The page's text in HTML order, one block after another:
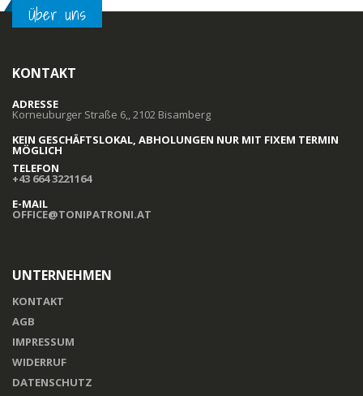
Über uns
KONTAKT
ADRESSE
Korneuburger Straße 6,, 2102 Bisamberg
KEIN GESCHÄFTSLOKAL, ABHOLUNGEN NUR MIT FIXEM TERMIN
MÖGLICH
TELEFON
+43 664 3221164
E-MAIL
OFFICE@TONIPATRONI.AT
UNTERNEHMEN
KONTAKT
AGB
IMPRESSUM
WIDERRUF
DATENSCHUTZ